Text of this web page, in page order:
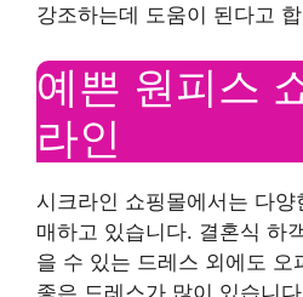
강조하는데 도움이 된다고
예쁜 원피스
라인
시크라인 쇼핑몰에서는 다
매하고 있습니다. 결혼식 하
을 수 있는 드레스 외에도 오
좋은 드레스가 많이 있습니